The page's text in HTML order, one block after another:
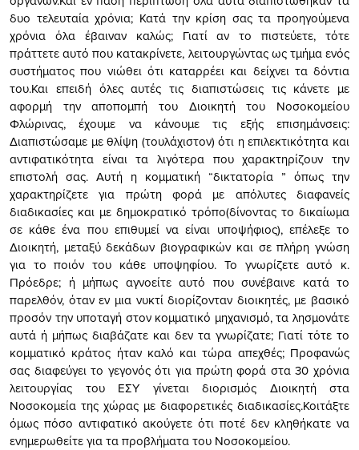
δυο τελευταία χρόνια; Κατά την κρίση σας τα προηγούμενα
χρόνια όλα έβαιναν καλώς; Γιατί αν το πιστεύετε, τότε
πράττετε αυτό που κατακρίνετε, λειτουργώντας ως τμήμα ενός
συστήματος που νιώθει ότι καταρρέει και δείχνει τα δόντια
του.Και επειδή όλες αυτές τις διαπιστώσεις τις κάνετε με
αφορμή την αποπομπή του Διοικητή του Νοσοκομείου
Φλώρινας, έχουμε να κάνουμε τις εξής επισημάνσεις:
Διαπιστώσαμε με θλίψη (τουλάχιστον) ότι η επιλεκτικότητα και
αντιφατικότητα είναι τα λιγότερα που χαρακτηρίζουν την
επιστολή σας. Αυτή η κομματική “δικτατορία ” όπως την
χαρακτηρίζετε για πρώτη φορά με απόλυτες διαφανείς
διαδικασίες και με δημοκρατικό τρόπο(δίνοντας το δικαίωμα
σε κάθε ένα που επιθυμεί να είναι υποψήφιος), επέλεξε το
Διοικητή, μεταξύ δεκάδων βιογραφικών και σε πλήρη γνώση
για το ποιόν του κάθε υποψηφίου. Το γνωρίζετε αυτό κ.
Πρόεδρε; ή μήπως αγνοείτε αυτό που συνέβαινε κατά το
παρελθόν, όταν εν μια νυκτί διορίζονταν διοικητές, με βασικό
προσόν την υποταγή στον κομματικό μηχανισμό, τα λησμονάτε
αυτά ή μήπως διαβάζατε και δεν τα γνωρίζατε; Γιατί τότε το
κομματικό κράτος ήταν καλό και τώρα απεχθές; Προφανώς
σας διαφεύγει το γεγονός ότι για πρώτη φορά στα 30 χρόνια
λειτουργίας του ΕΣΥ γίνεται διορισμός Διοικητή στα
Νοσοκομεία της χώρας με διαφορετικές διαδικασίες.Κοιτάξτε
όμως πόσο αντιφατικό ακούγετε ότι ποτέ δεν κληθήκατε να
ενημερωθείτε για τα προβλήματα του Νοσοκομείου.